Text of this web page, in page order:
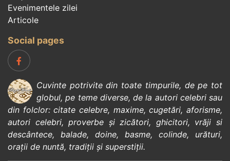
Evenimentele zilei
Articole
Social pages
Cuvinte potrivite din toate timpurile, de pe tot
globul, pe teme diverse, de la autori celebrisau
din folclor:citate celebre, maxime,cugetări,aforisme,
autori celebri,proverbe și zicători, ghicitori, vrăji si
descântece, balade, doine, basme, colinde, urături,
orații de nuntă, tradiții și superstiții.